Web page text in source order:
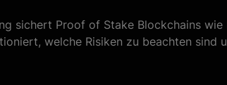
sichert Proof of Stake Blockchains
welche Risiken zu beachten sind